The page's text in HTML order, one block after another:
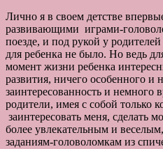
Лично я в своем детстве
развивающими играми-
поезде, и под рукой у
для ребенка не было. Но ведь
момент жизни ребенка
развития, ничего особенного и
заинтересованность и
родители, имея с собой только
заинтересовать меня, сделать
более увлекательным и
заданиям-головоломкам из